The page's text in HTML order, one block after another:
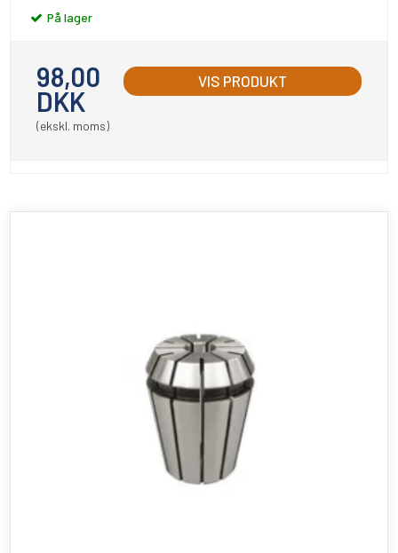
På lager
98,00
DKK
(ekskl. moms)
VIS PRODUKT